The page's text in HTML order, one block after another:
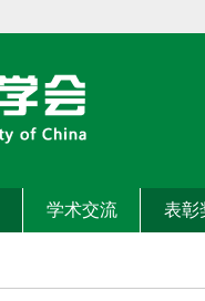
学术交流 表彰